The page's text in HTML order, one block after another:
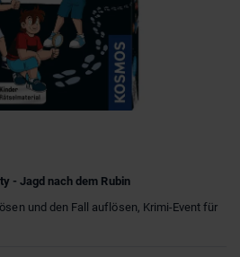
- Jagd nach dem Rubin
und den Fall auflösen, Krimi-Event für